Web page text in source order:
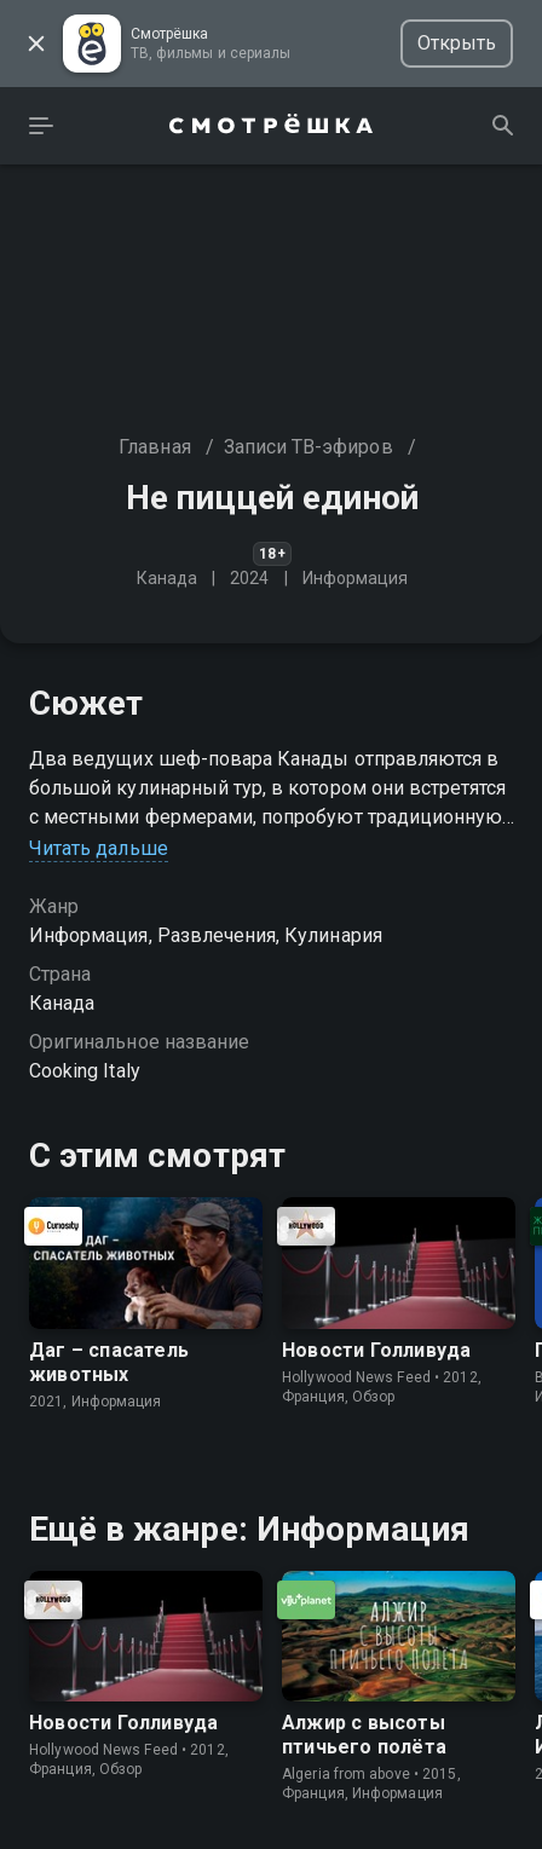
Смотрёшка
ТВ, фильмы и сериалы
Открыть
Главная / Записи ТВ-эфиров /
Не пиццей единой
18+
Канада 2024 Информация
Сюжет
Два ведущих шеф-повара Канады отправляются в
большой кулинарный тур, в котором они встретятся
с местными фермерами, попробуют традиционную
кухню и по-новому интерпретируют классические
Читать дальше
Жанр
Информация, Развлечения, Кулинария
Страна
Канада
Оригинальное название
Cooking Italy
С этим смотрят
Даг – спасатель
животных
2021, Информация
Новости Голливуда
Hollywood News Feed • 2012,
Франция, Обзор
Ещё в жанре: Информация
Новости Голливуда
Hollywood News Feed • 2012,
Франция, Обзор
Алжир с высоты
птичьего полёта
Algeria from above • 2015,
Франция, Информация